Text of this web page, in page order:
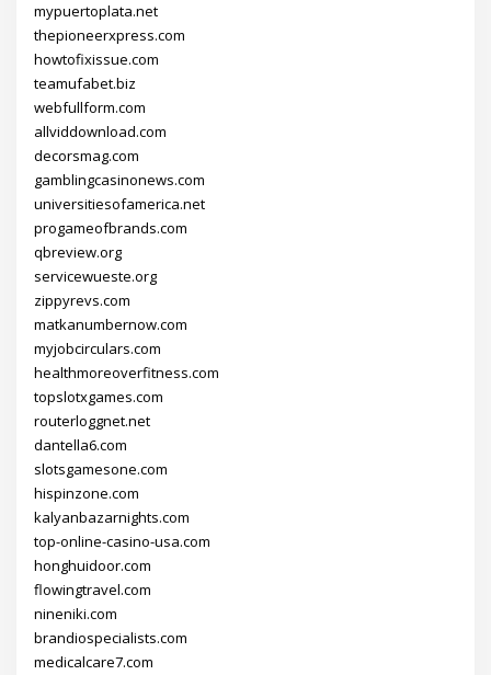
mypuertoplata.net
thepioneerxpress.com
howtofixissue.com
teamufabet.biz
webfullform.com
allviddownload.com
decorsmag.com
gamblingcasinonews.com
universitiesofamerica.net
progameofbrands.com
qbreview.org
servicewueste.org
zippyrevs.com
matkanumbernow.com
myjobcirculars.com
healthmoreoverfitness.com
topslotxgames.com
routerloggnet.net
dantella6.com
slotsgamesone.com
hispinzone.com
kalyanbazarnights.com
top-online-casino-usa.com
honghuidoor.com
flowingtravel.com
nineniki.com
brandiospecialists.com
medicalcare7.com